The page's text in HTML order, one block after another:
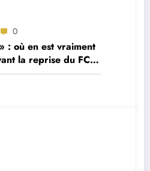
0
: où en est vraiment
la reprise du FC